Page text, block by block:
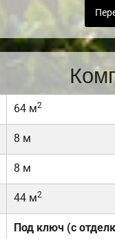
64 м2
8 м
8 м
44 м2
Под ключ (с